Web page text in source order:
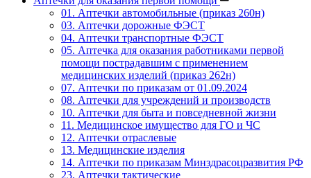
01. Аптечки автомобильные (приказ 260н)
03. Аптечки дорожные ФЭСТ
04. Аптечки транспортные ФЭСТ
05. Аптечка для оказания работниками первой
помощи пострадавшим с применением
медицинских изделий (приказ 262н)
07. Аптечки по приказам от 01.09.2024
08. Аптечки для учреждений и производств
10. Аптечки для быта и повседневной жизни
11. Медицинское имущество для ГО и ЧС
12. Аптечки отраслевые
13. Медицинские изделия
14. Аптечки по приказам Минздрасоцразвития РФ
23. Аптечки тактические